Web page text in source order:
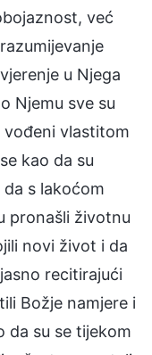
već
u Njega
Njemu sve su
vođeni vlastitom
kao da su
s lakoćom
pronašli životnu
novi život i da
recitirajući
Božje namjere i
da su se tijekom